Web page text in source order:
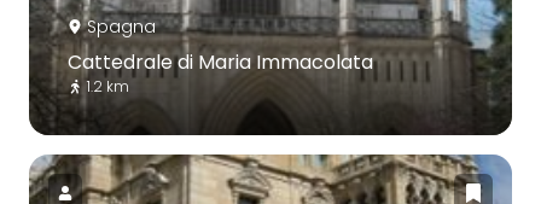
Spagna
Cattedrale di Maria Immacolata
1.2 km